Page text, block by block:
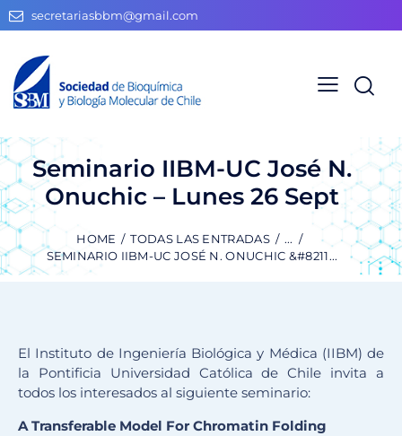
secretariasbbm@gmail.com
Seminario IIBM-UC José N.
Onuchic – Lunes 26 Sept
HOME TODAS LAS ENTRADAS
...
SEMINARIO IIBM-UC JOSÉ N. ONUCHIC &#8211...
El Instituto de Ingeniería Biológica y Médica (IIBM) de
la Pontificia Universidad Católica de Chile invita a
todos los interesados al siguiente seminario:
A Transferable Model For Chromatin Folding